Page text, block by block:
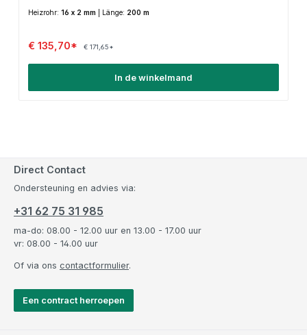
Heizrohr: 16 x 2 mm Länge: 200 m
€ 135,70* € 171,65*
In de winkelmand
Direct Contact
Ondersteuning en advies via:
+31 62 75 31 985
ma-do: 08.00 - 12.00 uur en 13.00 - 17.00 uur
vr: 08.00 - 14.00 uur
Of via ons contactformulier.
Een contract herroepen